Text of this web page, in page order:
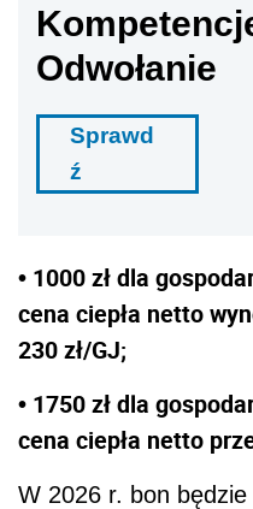
Odwołanie
Sprawd
ź
• 1000 zł dla
cena ciepła netto
230 zł/GJ;
• 1750 zł dla
cena ciepła netto
W 2026 r. bon będzie